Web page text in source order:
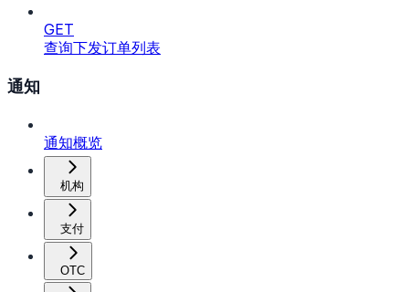
GET
查询下发订单列表
通知
通知概览
机构
支付
OTC